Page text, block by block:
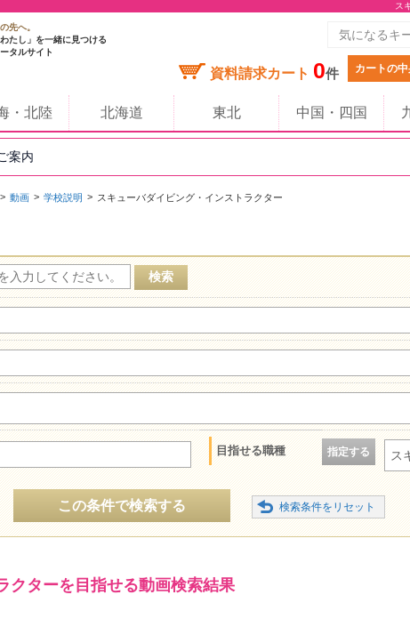
ス
先へ。
たし」を一緒に見つける
タルサイト
資料請求カート 0件 カートの
・北陸 北海道 東北 中国・四国
案内
動画 学校説明 スキューバダイビング・インストラクター
目指せる職種 指定する ス
この条件で検索する
クターを目指せる動画検索結果